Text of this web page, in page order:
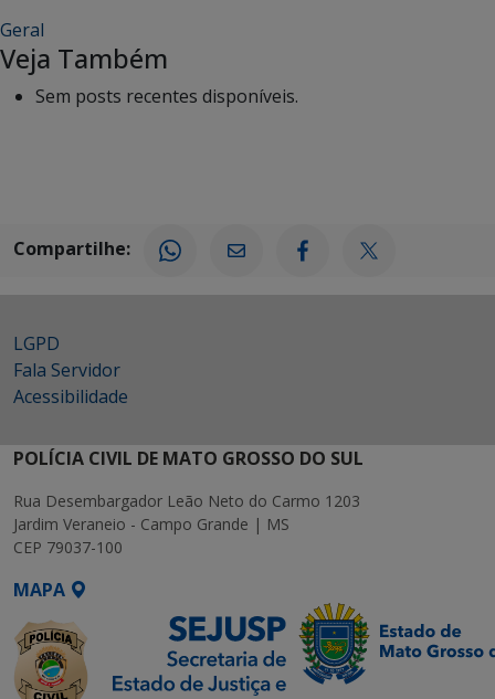
Geral
Veja Também
Sem posts recentes disponíveis.
Compartilhe:
LGPD
Fala Servidor
Acessibilidade
POLÍCIA CIVIL DE MATO GROSSO DO SUL
Rua Desembargador Leão Neto do Carmo 1203
Jardim Veraneio - Campo Grande | MS
CEP 79037-100
MAPA